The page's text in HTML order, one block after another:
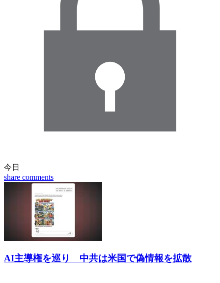
今日
share comments
AI主導権を巡り 中共は米国で偽情報を拡散